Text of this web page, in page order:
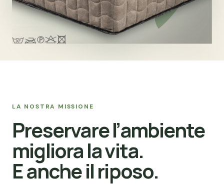
LA NOSTRA MISSIONE
Preservare l’ambiente
migliora la vita.
E anche il riposo.